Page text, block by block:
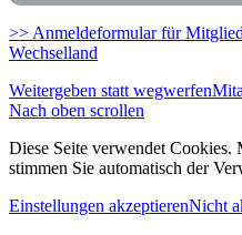
>> Anmeldeformular für
Wechselland
Weitergeben statt wegwerfen
Nach oben scrollen
Diese Seite verwendet Cookies.
stimmen Sie automatisch der
Einstellungen akzeptierenNicht